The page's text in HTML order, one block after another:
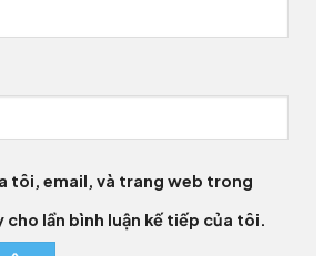
tôi, email, và trang web trong
lần bình luận kế tiếp của tôi.